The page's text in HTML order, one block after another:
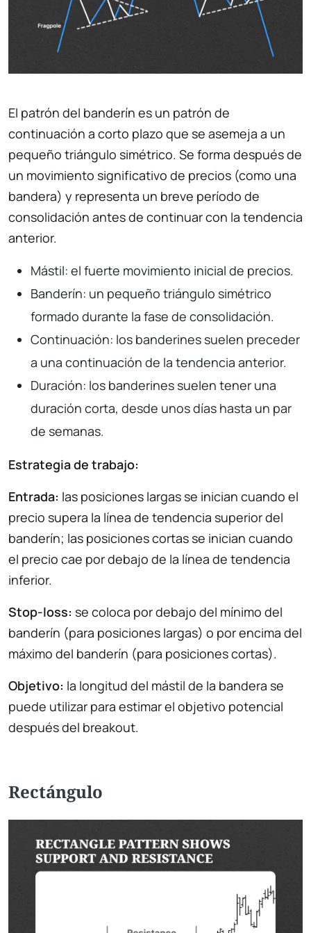
El patrón del banderín es un patrón de
continuación a corto plazo que se asemeja a un
pequeño triángulo simétrico. Se forma después de
un movimiento significativo de precios (como una
bandera) y representa un breve período de
consolidación antes de continuar con la tendencia
anterior.
Mástil: el fuerte movimiento inicial de precios.
Banderín: un pequeño triángulo simétrico
formado durante la fase de consolidación.
Continuación: los banderines suelen preceder
a una continuación de la tendencia anterior.
Duración: los banderines suelen tener una
duración corta, desde unos días hasta un par
de semanas.
Estrategia de trabajo:
Entrada: las posiciones largas se inician cuando el
precio supera la línea de tendencia superior del
banderín; las posiciones cortas se inician cuando
el precio cae por debajo de la línea de tendencia
inferior.
Stop-loss: se coloca por debajo del mínimo del
banderín (para posiciones largas) o por encima del
máximo del banderín (para posiciones cortas).
Objetivo: la longitud del mástil de la bandera se
puede utilizar para estimar el objetivo potencial
después del breakout.
Rectángulo